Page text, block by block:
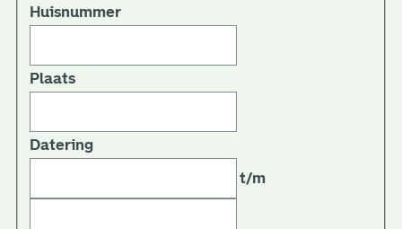
Huisnummer
Plaats
Datering
t/m